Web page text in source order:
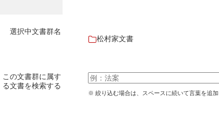
市川家文書(千葉県)
厳島神社祭礼堅田中組水上会講文書
厳島神社念仏踊堅田下組流田会講文書
選択中文書群名
松村家文書
この文書群に属す
る文書を検索する
※ 絞り込む場合は、スペースに続いて言葉を追